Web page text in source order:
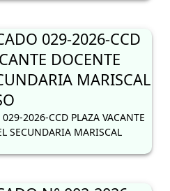
029-2026-CCD
DOCENTE
MARISCAL
2026-CCD PLAZA VACANTE
SECUNDARIA MARISCAL